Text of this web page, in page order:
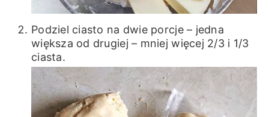
Podziel ciasto na dwie porcje – jedna
większa od drugiej – mniej więcej 2/3 i 1/3
ciasta.